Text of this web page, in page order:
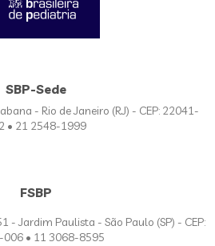
SBP-Sede
- Rio de Janeiro (RJ) - CEP: 22041-
• 21 2548-1999
FSBP
- Jardim Paulista - São Paulo (SP) - CEP:
006 • 11 3068-8595